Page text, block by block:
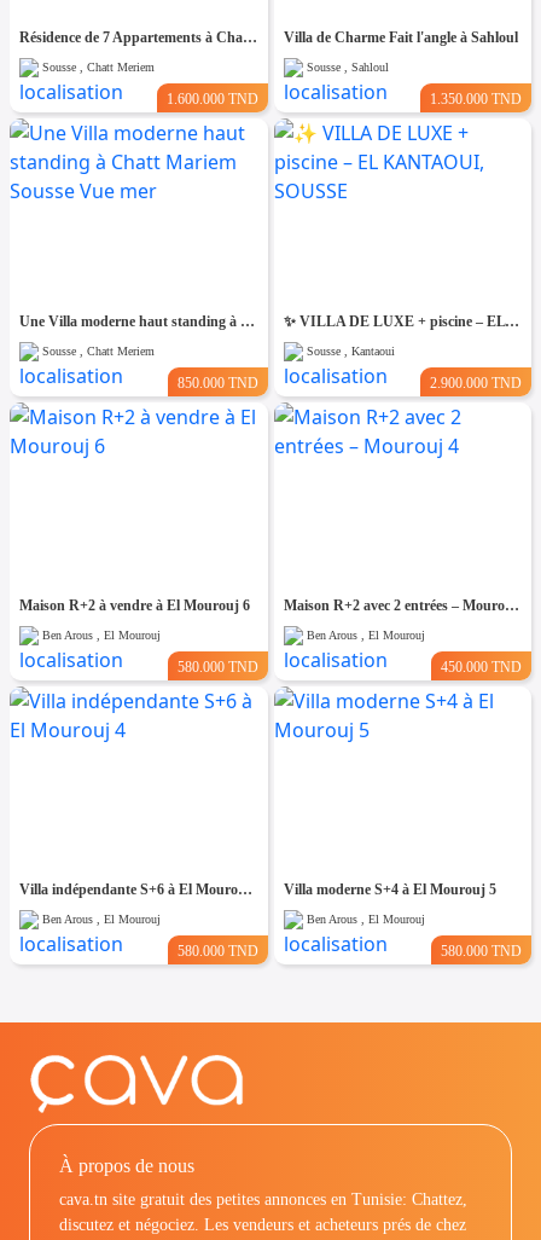
Résidence de 7 Appartements à Chatt Mariem prés de la Mer
Sousse , Chatt Meriem
1.600.000 TND
Villa de Charme Fait l'angle à Sahloul
Sousse , Sahloul
1.350.000 TND
Une Villa moderne haut standing à Chatt Mariem Sousse Vue mer
Sousse , Chatt Meriem
850.000 TND
​✨ VILLA DE LUXE + piscine – EL KANTAOUI, SOUSSE
Sousse , Kantaoui
2.900.000 TND
Maison R+2 à vendre à El Mourouj 6
Ben Arous , El Mourouj
580.000 TND
Maison R+2 avec 2 entrées – Mourouj 4
Ben Arous , El Mourouj
450.000 TND
Villa indépendante S+6 à El Mourouj 4
Ben Arous , El Mourouj
580.000 TND
Villa moderne S+4 à El Mourouj 5
Ben Arous , El Mourouj
580.000 TND
À propos de nous
cava.tn site gratuit des petites annonces en Tunisie: Chattez,
discutez et négociez. Les vendeurs et acheteurs prés de chez